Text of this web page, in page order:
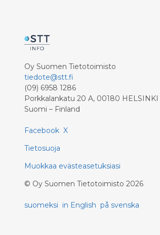
Oy Suomen Tietotoimisto
tiedote@stt.fi
(09) 6958 1286
Porkkalankatu 20 A, 00180 HELSINKI
Suomi – Finland
Facebook X
Tietosuoja
Muokkaa evästeasetuksiasi
© Oy Suomen Tietotoimisto 2026
suomeksi in English på svenska